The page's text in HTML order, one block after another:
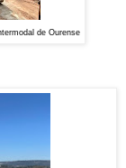
de Ourense